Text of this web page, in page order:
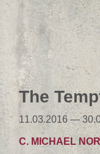
The
11.03.2016 —
C. MICHAEL